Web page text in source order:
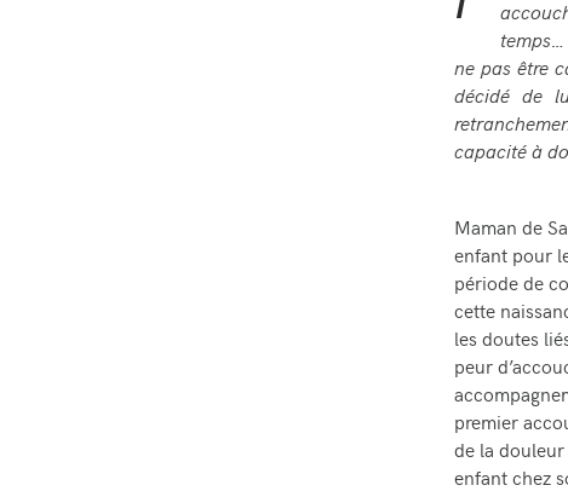
ne pas être
décidé de
capacité à
Maman de
enfant pour
période de
cette
les doutes
peur
premier
de la
enfant chez